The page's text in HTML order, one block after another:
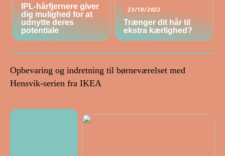
IPL-hårfjernere giver
dig mulighed for at
udnytte deres
potentiale
23/10/2022
Trænger dit hår til
ekstra kærlighed?
Opbevaring og indretning til børneværelset med
Hensvik-serien fra IKEA